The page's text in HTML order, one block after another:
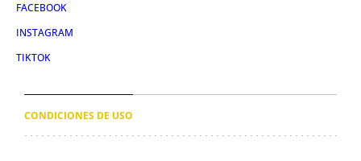
FACEBOOK
INSTAGRAM
TIKTOK
CONDICIONES DE USO